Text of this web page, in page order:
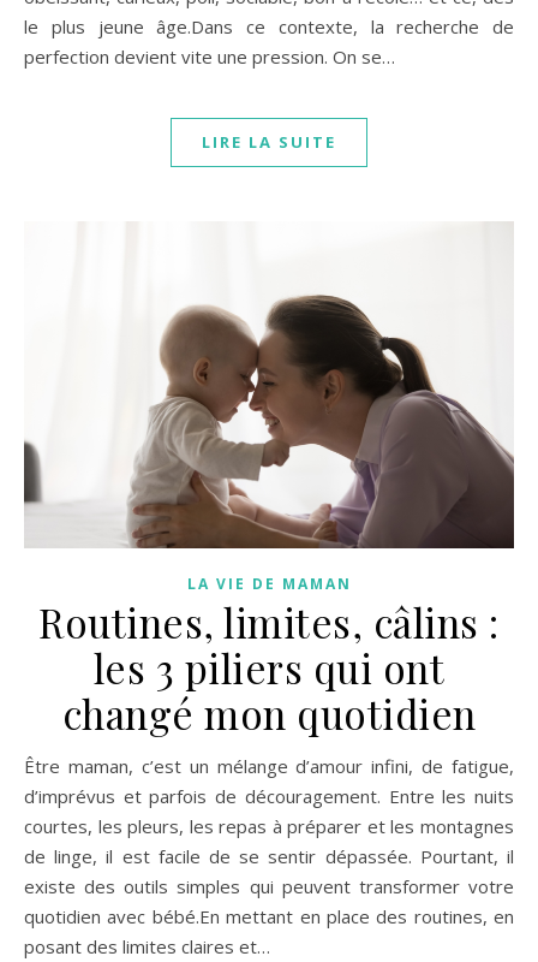
le plus jeune âge.Dans ce contexte, la recherche de
perfection devient vite une pression. On se…
LIRE LA SUITE
LA VIE DE MAMAN
Routines, limites, câlins :
les 3 piliers qui ont
changé mon quotidien
Être maman, c’est un mélange d’amour infini, de fatigue,
d’imprévus et parfois de découragement. Entre les nuits
courtes, les pleurs, les repas à préparer et les montagnes
de linge, il est facile de se sentir dépassée. Pourtant, il
existe des outils simples qui peuvent transformer votre
quotidien avec bébé.En mettant en place des routines, en
posant des limites claires et…